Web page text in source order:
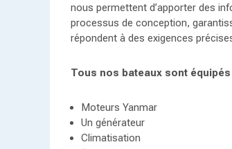
nous permettent d’apporter des
processus de conception,
répondent à des exigences
Tous nos bateaux sont
Moteurs Yanmar
Un générateur
Climatisation